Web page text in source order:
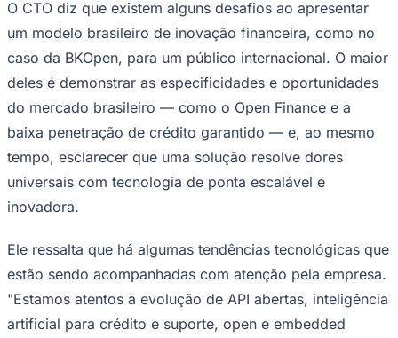
Corinthians
O CTO diz que existem alguns desafios ao apresentar
um modelo brasileiro de inovação financeira, como no
caso da BKOpen, para um público internacional. O maior
deles é demonstrar as especificidades e oportunidades
do mercado brasileiro — como o Open Finance e a
baixa penetração de crédito garantido — e, ao mesmo
tempo, esclarecer que uma solução resolve dores
universais com tecnologia de ponta escalável e
inovadora.
Ele ressalta que há algumas tendências tecnológicas que
estão sendo acompanhadas com atenção pela empresa.
"Estamos atentos à evolução de API abertas, inteligência
artificial para crédito e suporte, open e embedded